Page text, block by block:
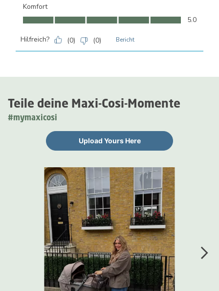
Teile deine Maxi-Cosi-Momente
#mymaxicosi
Upload Yours Here
Media Carousel
Carousel with product photos. Use the previous and next
Komfort
Komfort, 5.0 von 5
5.0
Hilfreich? (0) (0) Bericht